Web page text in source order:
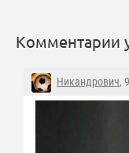
Комментарии
Никандрович,